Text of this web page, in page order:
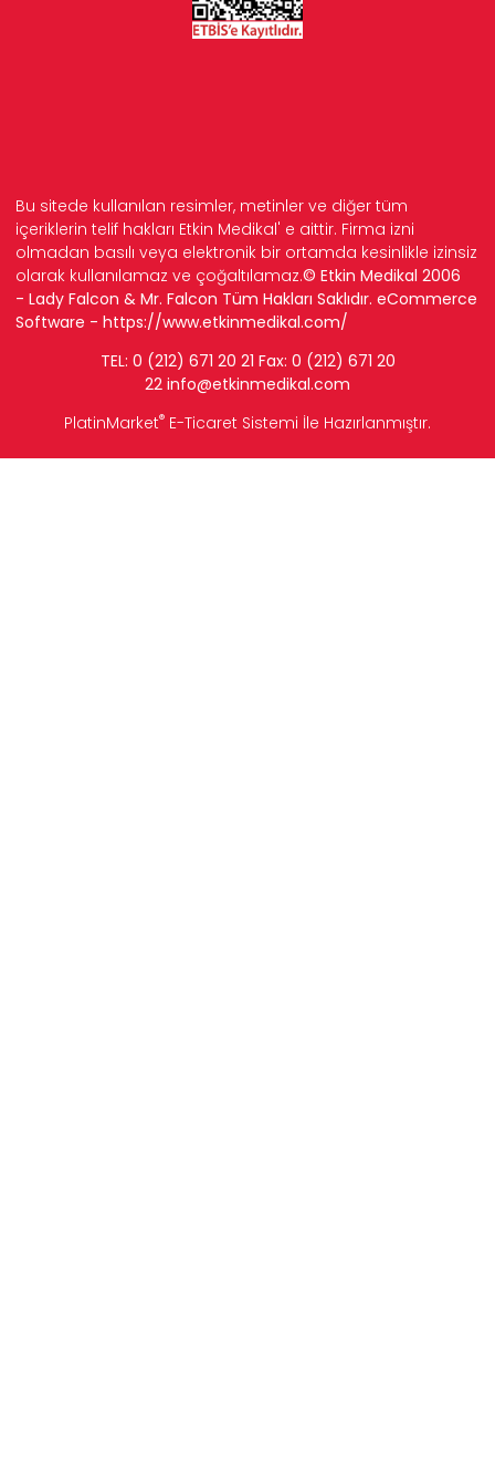
Bu sitede kullanılan resimler, metinler ve diğer tüm
içeriklerin telif hakları Etkin Medikal' e aittir. Firma izni
olmadan basılı veya elektronik bir ortamda kesinlikle izinsiz
olarak kullanılamaz ve çoğaltılamaz.© Etkin Medikal 2006
- Lady Falcon & Mr. Falcon Tüm Hakları Saklıdır. eCommerce
Software - https://www.etkinmedikal.com/
TEL: 0 (212) 671 20 21 Fax: 0 (212) 671 20
22 info@etkinmedikal.com
PlatinMarket® E-Ticaret Sistemi İle Hazırlanmıştır.